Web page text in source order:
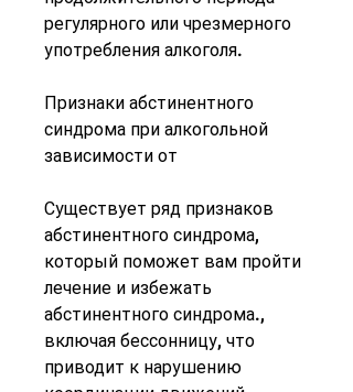
регулярного или чрезмерного
употребления алкоголя.
Признаки абстинентного
синдрома при алкогольной
зависимости от
Существует ряд признаков
абстинентного синдрома,
который поможет вам пройти
лечение и избежать
абстинентного синдрома.,
включая бессонницу, что
приводит к нарушению